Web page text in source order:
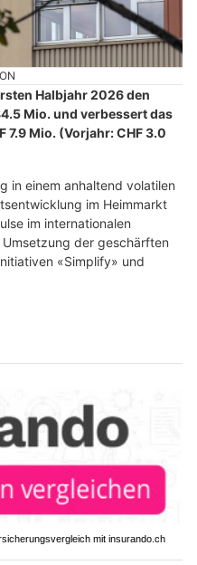
Halbjahr 2026 den
Mio. und verbessert das
7.9 Mio. (Vorjahr: CHF 3.0
in einem anhaltend volatilen
im Heimmarkt
im internationalen
der geschärften
«Simplify» und
mit insurando.ch